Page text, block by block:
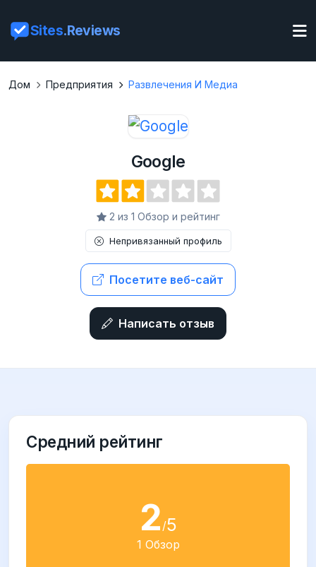
Sites.Reviews
Дом Предприятия Развлечения И Медиа
Google
2 из 1 Обзор и рейтинг
Непривязанный профиль
Посетите веб-сайт
Написать отзыв
Средний рейтинг
2 /5
1 Обзор